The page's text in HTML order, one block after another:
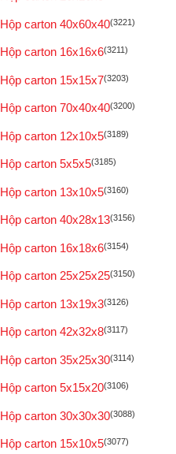
Hộp carton 40x60x40(3221)
Hộp carton 16x16x6(3211)
Hộp carton 15x15x7(3203)
Hộp carton 70x40x40(3200)
Hộp carton 12x10x5(3189)
Hộp carton 5x5x5(3185)
Hộp carton 13x10x5(3160)
Hộp carton 40x28x13(3156)
Hộp carton 16x18x6(3154)
Hộp carton 25x25x25(3150)
Hộp carton 13x19x3(3126)
Hộp carton 42x32x8(3117)
Hộp carton 35x25x30(3114)
Hộp carton 5x15x20(3106)
Hộp carton 30x30x30(3088)
Hộp carton 15x10x5(3077)